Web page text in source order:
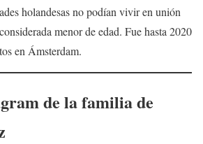
holandesas no podían vivir en unión
menor de edad. Fue hasta 2020
en Ámsterdam.
de la familia de